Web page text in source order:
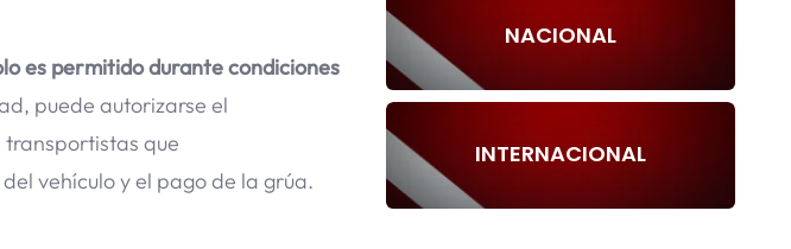
es permitido durante condiciones
puede autorizarse el
transportistas que
vehículo y el pago de la grúa.
NACIONAL
INTERNACIONAL